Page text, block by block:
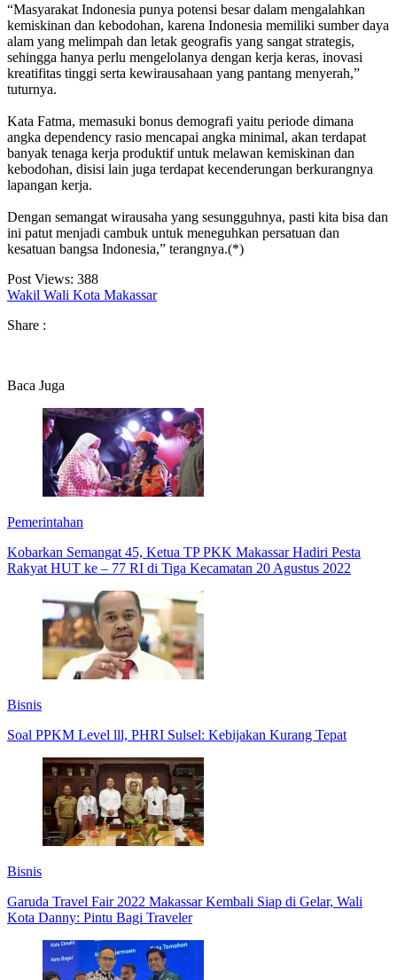
“Masyarakat Indonesia punya potensi besar dalam mengalahkan
kemiskinan dan kebodohan, karena Indonesia memiliki sumber daya
alam yang melimpah dan letak geografis yang sangat strategis,
sehingga hanya perlu mengelolanya dengan kerja keras, inovasi
kreatifitas tinggi serta kewirausahaan yang pantang menyerah,”
tuturnya.
Kata Fatma, memasuki bonus demografi yaitu periode dimana
angka dependency rasio mencapai angka minimal, akan terdapat
banyak tenaga kerja produktif untuk melawan kemiskinan dan
kebodohan, disisi lain juga terdapat kecenderungan berkurangnya
lapangan kerja.
Dengan semangat wirausaha yang sesungguhnya, pasti kita bisa dan
ini patut menjadi cambuk untuk meneguhkan persatuan dan
kesatuan bangsa Indonesia,” terangnya.(*)
Post Views: 388
Wakil Wali Kota Makassar
Share :
Baca Juga
Pemerintahan
Kobarkan Semangat 45, Ketua TP PKK Makassar Hadiri Pesta
Rakyat HUT ke – 77 RI di Tiga Kecamatan 20 Agustus 2022
Bisnis
Soal PPKM Level lll, PHRI Sulsel: Kebijakan Kurang Tepat
Bisnis
Garuda Travel Fair 2022 Makassar Kembali Siap di Gelar, Wali
Kota Danny: Pintu Bagi Traveler